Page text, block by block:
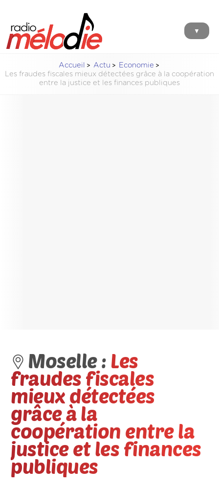
▼
Accueil Actu
Economie
Les fraudes fiscales mieux détectées grâce à la coopération
entre la justice et les finances publiques
Moselle : Les
fraudes fiscales
mieux détectées
grâce à la
coopération entre la
justice et les finances
publiques